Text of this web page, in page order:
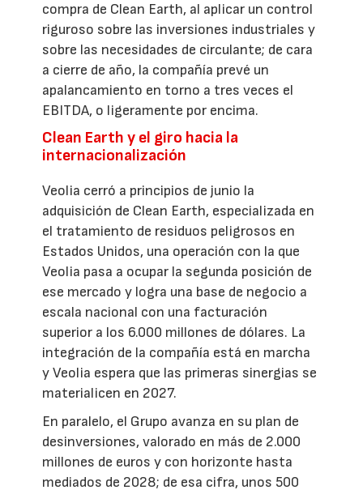
compra de Clean Earth, al aplicar un control
riguroso sobre las inversiones industriales y
sobre las necesidades de circulante; de cara
a cierre de año, la compañía prevé un
apalancamiento en torno a tres veces el
EBITDA, o ligeramente por encima.
Clean Earth y el giro hacia la
internacionalización
Veolia cerró a principios de junio la
adquisición de Clean Earth, especializada en
el tratamiento de residuos peligrosos en
Estados Unidos, una operación con la que
Veolia pasa a ocupar la segunda posición de
ese mercado y logra una base de negocio a
escala nacional con una facturación
superior a los 6.000 millones de dólares. La
integración de la compañía está en marcha
y Veolia espera que las primeras sinergias se
materialicen en 2027.
En paralelo, el Grupo avanza en su plan de
desinversiones, valorado en más de 2.000
millones de euros y con horizonte hasta
mediados de 2028; de esa cifra, unos 500